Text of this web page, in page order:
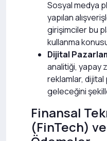
Sosyal medya
yapılan
girişimciler bu
kullanma
Dijital
analitiği, yapay
reklamlar,
geleceğini
Finansal
(FinTech)